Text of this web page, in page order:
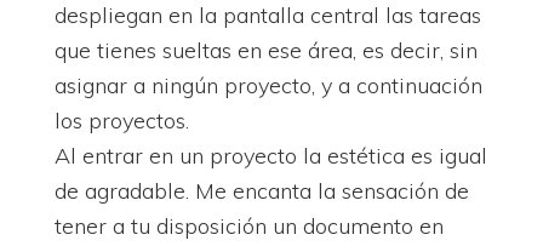
despliegan en la pantalla central las tareas
que tienes sueltas en ese área, es decir, sin
asignar a ningún proyecto, y a continuación
los proyectos.
Al entrar en un proyecto la estética es igual
de agradable. Me encanta la sensación de
tener a tu disposición un documento en